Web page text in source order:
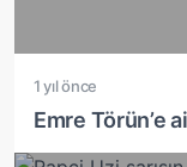
1 yıl önce
Emre Törün’e